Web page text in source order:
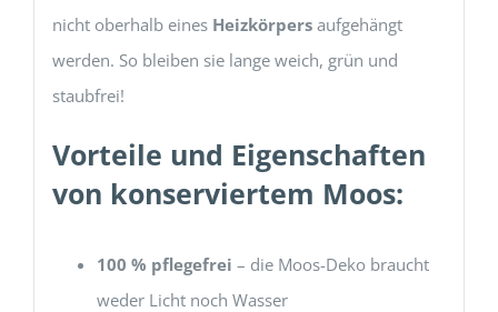
nicht oberhalb eines Heizkörpersaufgehängt
werden. So bleiben sie lange weich, grün und
staubfrei!
Vorteile und Eigenschaften
von konserviertem Moos:
100 % pflegefrei – die Moos-Deko braucht
weder Licht noch Wasser